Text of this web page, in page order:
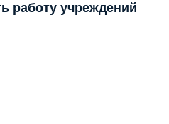
работу учреждений